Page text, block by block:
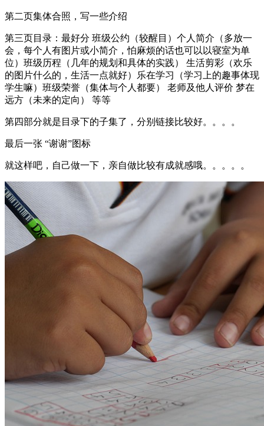
第二页集体合照，写一些介绍
第三页目录：最好分 班级公约（较醒目）个人简介（多放一
会，每个人有图片或小简介，怕麻烦的话也可以以寝室为单
位）班级历程（几年的规划和具体的实践） 生活剪彩（欢乐
的图片什么的，生活一点就好）乐在学习（学习上的趣事体现
学生嘛）班级荣誉（集体与个人都要） 老师及他人评价 梦在
远方（未来的定向） 等等
第四部分就是目录下的子集了，分别链接比较好。。。。
最后一张 “谢谢”图标
就这样吧，自己做一下，亲自做比较有成就感哦。。。。。